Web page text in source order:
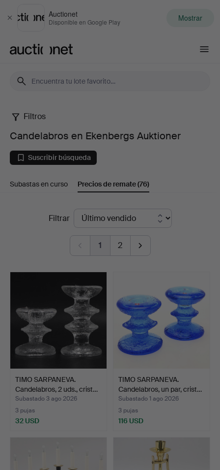
Cerrar
Auctionet
Disponible en Google Play Mostrar
Candelabros
en
Ekenbergs
Auktioner
Filtros
Candelabros en Ekenbergs Auktioner
Suscribir búsqueda
Subastas en curso Precios de remate(76)
Filtrar
1 2
TIMO SARPANEVA.
Candelabros, 2 uds., crist…
Subastado 3 ago 2026
3 pujas
32 USD
TIMO SARPANEVA.
Candelabros, un par, crist…
Subastado 1 ago 2026
3 pujas
116 USD